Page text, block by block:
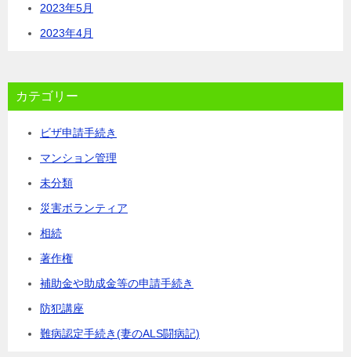
2023年5月
2023年4月
カテゴリー
ビザ申請手続き
マンション管理
未分類
災害ボランティア
相続
著作権
補助金や助成金等の申請手続き
防犯講座
難病認定手続き(妻のALS闘病記)